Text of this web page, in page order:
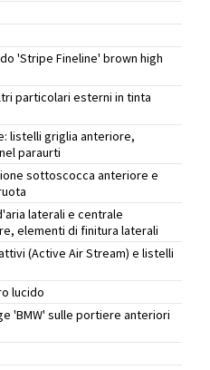
'Stripe Fineline' brown high
particolari esterni in tinta
listelli griglia anteriore,
paraurti
sottoscocca anteriore e
laterali e centrale
elementi di finitura laterali
(Active Air Stream) e listelli
lucido
'BMW' sulle portiere anteriori